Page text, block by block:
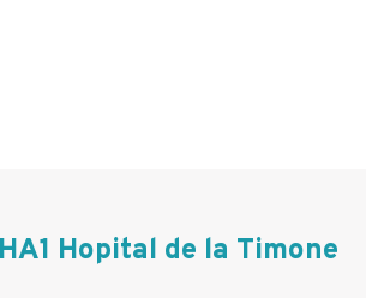
Hopital de la Timone